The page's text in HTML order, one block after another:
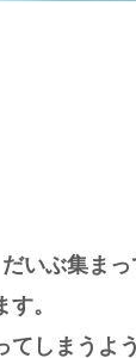
いぶ集まっ
。
しまうよ